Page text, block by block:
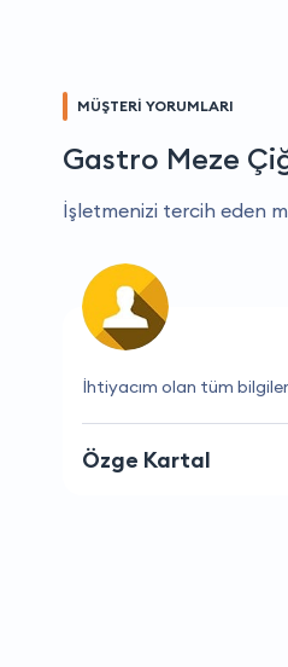
MÜŞTERİ YORUMLARI
Gastro Meze
İşletmenizi tercih eden
İşleriniz için mükemmel.
Kerem Şener